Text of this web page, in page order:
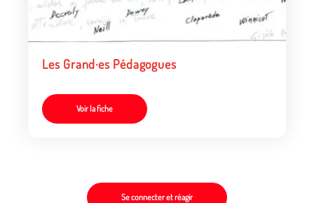
Les Grand·es Pédagogues
Voir la fiche
Se connecter et réagir